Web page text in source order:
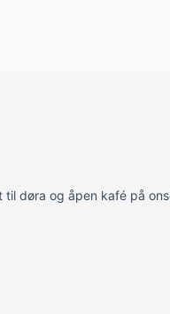
døra og åpen kafé på